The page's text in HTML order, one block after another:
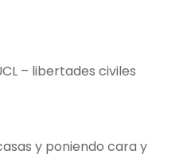
– libertades civiles
y poniendo cara y